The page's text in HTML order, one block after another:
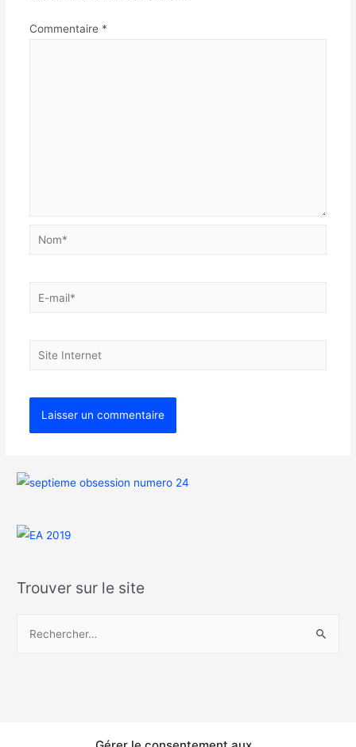
Commentaire *
Trouver sur le site